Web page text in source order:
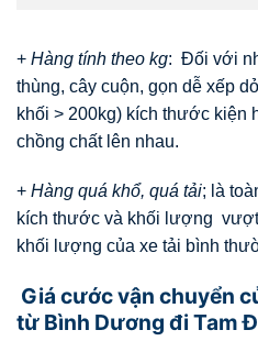
+ Hàng tính theo kg: Đối với
thùng, cây cuộn, gọn dễ xếp
khối > 200kg) kích thước kiện
chồng chất lên nhau.
+ Hàng quá khổ, quá tải; là
kích thước và khối lượng
khối lượng của xe tải bình
Giá cước vận chuyển
từ Bình Dương đi Tam